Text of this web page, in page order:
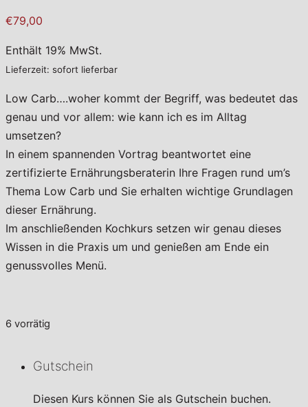
€79,00
Enthält 19% MwSt.
Lieferzeit: sofort lieferbar
Low Carb….woher kommt der Begriff, was bedeutet das
genau und vor allem: wie kann ich es im Alltag
umsetzen?
In einem spannenden Vortrag beantwortet eine
zertifizierte Ernährungsberaterin Ihre Fragen rund um’s
Thema Low Carb und Sie erhalten wichtige Grundlagen
dieser Ernährung.
Im anschließenden Kochkurs setzen wir genau dieses
Wissen in die Praxis um und genießen am Ende ein
genussvolles Menü.
6 vorrätig
Gutschein
Diesen Kurs können Sie als Gutschein buchen.